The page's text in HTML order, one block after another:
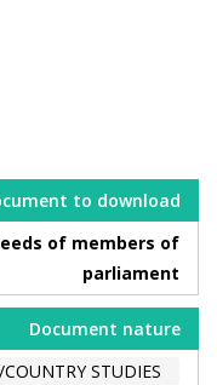
to download
of members of
parliament
Document nature
STUDIES